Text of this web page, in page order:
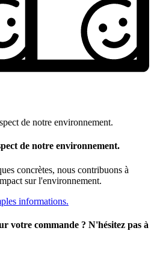
de notre environnement.
concrètes, nous contribuons à
sur l'environnement.
informations.
votre commande ? N'hésitez pas à